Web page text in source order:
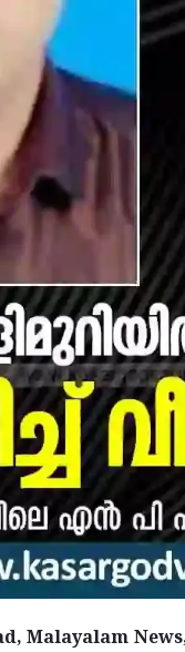
Malayalam